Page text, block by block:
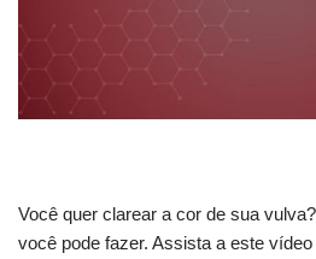
Você quer clarear a cor de sua
você pode fazer. Assista a este vídeo